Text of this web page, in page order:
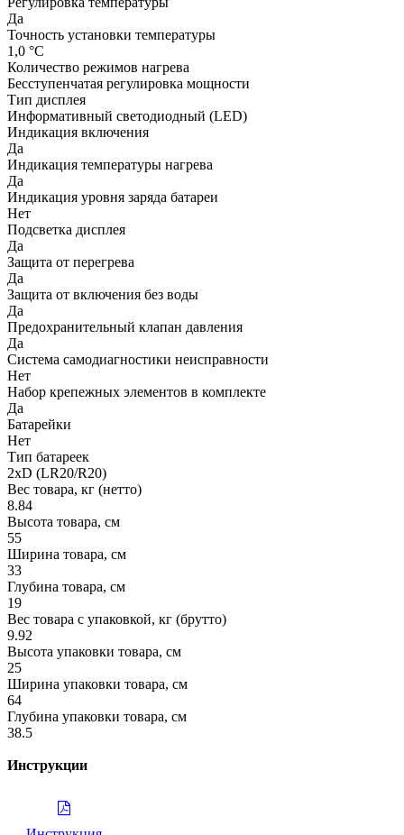
Да
Точность установки температуры
1,0 °С
Количество режимов нагрева
Бесступенчатая регулировка мощности
Тип дисплея
Информативный светодиодный (LED)
Индикация включения
Да
Индикация температуры нагрева
Да
Индикация уровня заряда батареи
Нет
Подсветка дисплея
Да
Защита от перегрева
Да
Защита от включения без воды
Да
Предохранительный клапан давления
Да
Система самодиагностики неисправности
Нет
Набор крепежных элементов в комплекте
Да
Батарейки
Нет
Тип батареек
2хD (LR20/R20)
Вес товара, кг (нетто)
8.84
Высота товара, см
55
Ширина товара, см
33
Глубина товара, см
19
Вес товара с упаковкой, кг (брутто)
9.92
Высота упаковки товара, см
25
Ширина упаковки товара, см
64
Глубина упаковки товара, см
38.5
Инструкции